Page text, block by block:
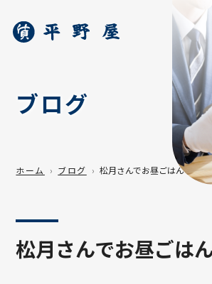
ブログ
ホーム ブログ 松月さんでお昼ごはん
松月さんでお昼ごは